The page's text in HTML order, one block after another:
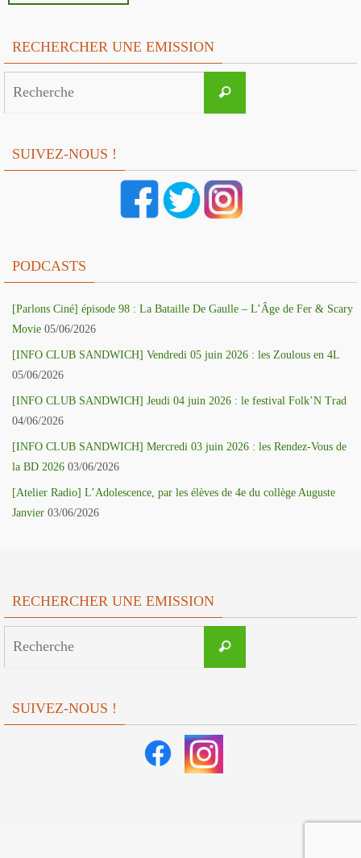
RECHERCHER UNE EMISSION
Recherche
SUIVEZ-NOUS !
PODCASTS
[Parlons Ciné] épisode 98 : La Bataille De Gaulle – L’Âge de Fer & Scary
Movie 05/06/2026
[INFO CLUB SANDWICH] Vendredi 05 juin 2026 : les Zoulous en 4L
05/06/2026
[INFO CLUB SANDWICH] Jeudi 04 juin 2026 : le festival Folk’N Trad
04/06/2026
[INFO CLUB SANDWICH] Mercredi 03 juin 2026 : les Rendez-Vous de
la BD 2026 03/06/2026
[Atelier Radio] L’Adolescence, par les élèves de 4e du collège Auguste
Janvier 03/06/2026
RECHERCHER UNE EMISSION
Recherche
SUIVEZ-NOUS !